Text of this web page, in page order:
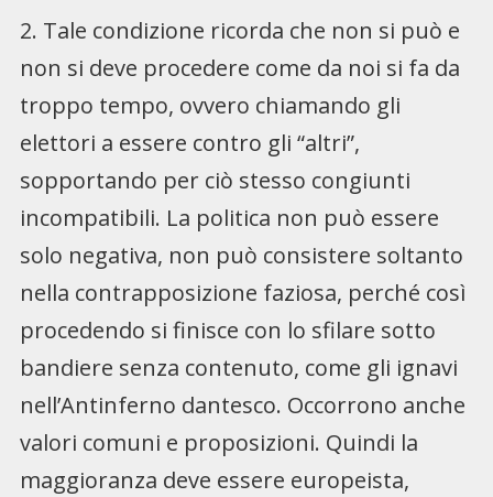
2. Tale condizione ricorda che non si può e
non si deve procedere come da noi si fa da
troppo tempo, ovvero chiamando gli
elettori a essere contro gli “altri”,
sopportando per ciò stesso congiunti
incompatibili. La politica non può essere
solo negativa, non può consistere soltanto
nella contrapposizione faziosa, perché così
procedendo si finisce con lo sfilare sotto
bandiere senza contenuto, come gli ignavi
nell’Antinferno dantesco. Occorrono anche
valori comuni e proposizioni. Quindi la
maggioranza deve essere europeista,